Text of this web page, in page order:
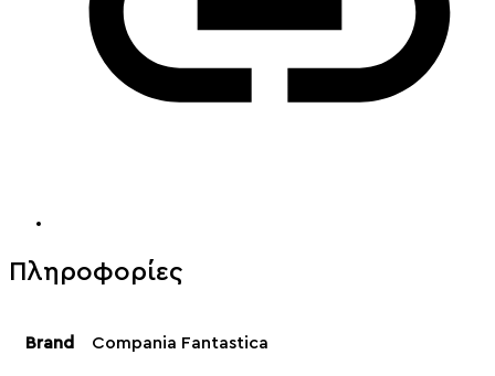
Πληροφορίες
Brand Compania Fantastica